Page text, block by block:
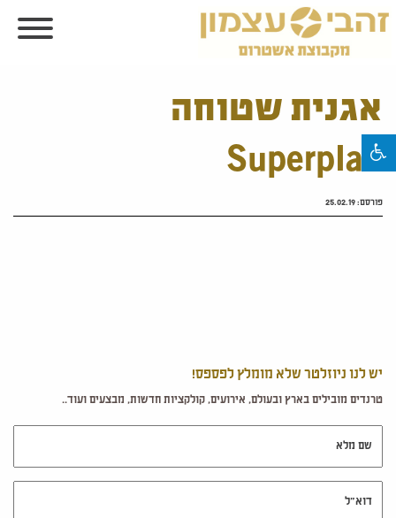
אגנית שטוחה
Superplan
פורסם:25.02.19
יש לנו ניוזלטר שלא מומלץ לפספס!
טרנדים מובילים בארץ ובעולם, אירועים, קולקציות חדשות, מבצעים ועוד..